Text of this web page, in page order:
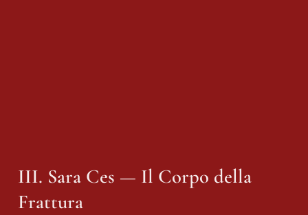
III. Sara Ces — Il Corpo della
Frattura